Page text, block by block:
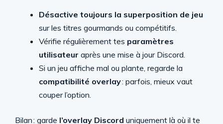
Désactive toujours la superposition de jeu
sur les titres gourmands ou compétitifs.
Vérifie régulièrement tes paramètres
utilisateur après une mise à jour Discord.
Si un jeu affiche mal ou plante, regarde la
compatibilité overlay: parfois, mieux vaut
couper l’option.
Bilan : garde l’overlay Discord uniquement là où il te